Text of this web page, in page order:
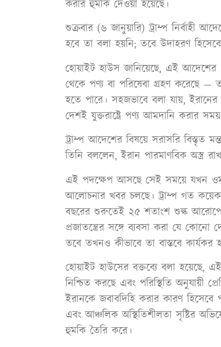
করার হুমকি দেওয়া হয়েছে।
শুক্রবার (৬ জানুয়ারি) ট্রাম্প নির্বাহী
হবে তা বলা হয়নি; তবে উদাহরণ
হোয়াইট হাউস জানিয়েছে, এই আদেশের
থেকে পণ্য বা পরিষেবা গ্রহণ করেছে
হতে পারে। সহজভাবে বলা যায়,
দেশই যুক্তরাষ্ট্রে পণ্য আমদানি করার
ট্রাম্প আদেশের বিষয়ে সরাসরি বিস্তৃত
তিনি বললেন, ইরান পারমাণবিক অস্ত্র
এই পদক্ষেপ আসছে সেই সময়ে যখন
আলোচনার খবর চলছে। ট্রাম্প গত
বছরের শুরুতেই ২৫ শতাংশ শুল্ক
প্রজাতন্ত্রের সঙ্গে ব্যবসা করা যে
তবে তখনও কীভাবে তা বাস্তবে কার্যকর
হোয়াইট হাউসের বক্তব্যে বলা হয়েছে,
নিশ্চিত করছে এবং পরিস্থিতি অনুযায়ী
ইরানকে জবাবদিহি করার কারণ হিসেবে
এবং আঞ্চলিক অস্থিতিশীলতা সৃষ্টির
হুমকি তৈরি করে।